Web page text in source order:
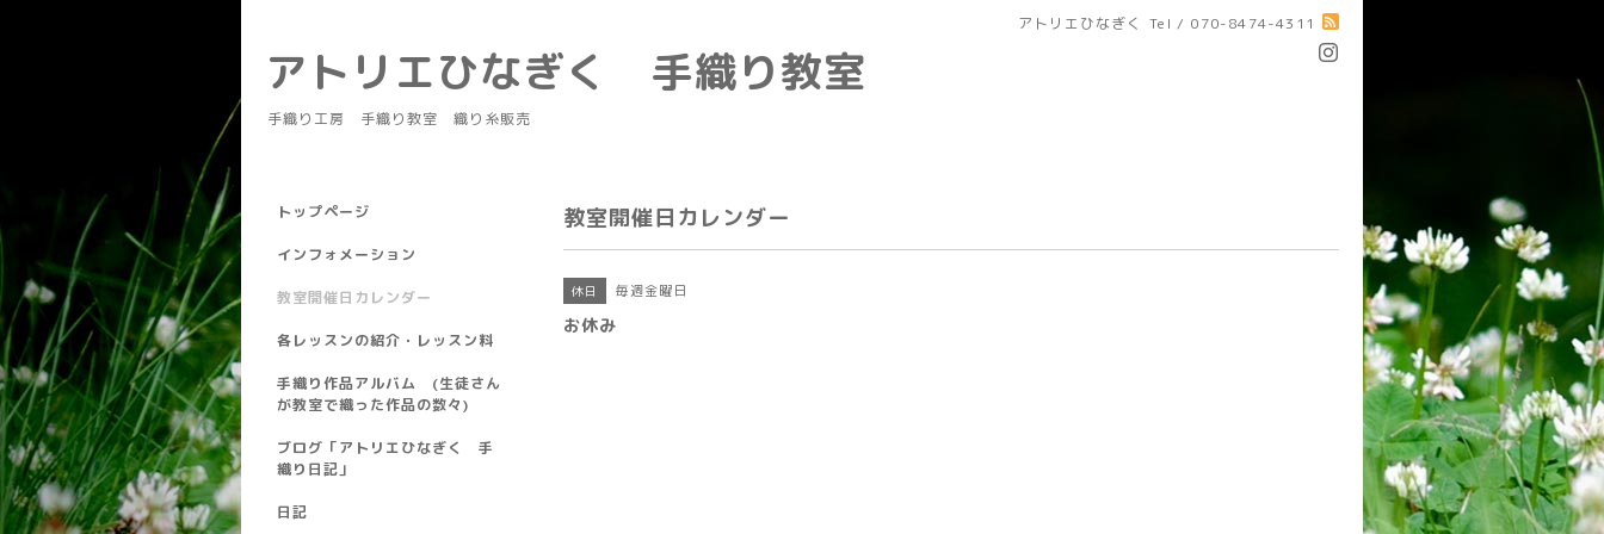
アトリエひなぎく Tel / 070-8474-4311
アトリエひなぎく 手織り教室
手織り工房 手織り教室 織り糸販売
教室開催日カレンダー
休日 毎週金曜日
お休み
トップページ
インフォメーション
教室開催日カレンダー
各レッスンの紹介・レッスン料
手織り作品アルバム (生徒さん
が教室で織った作品の数々)
ブログ「アトリエひなぎく 手
織り日記」
日記